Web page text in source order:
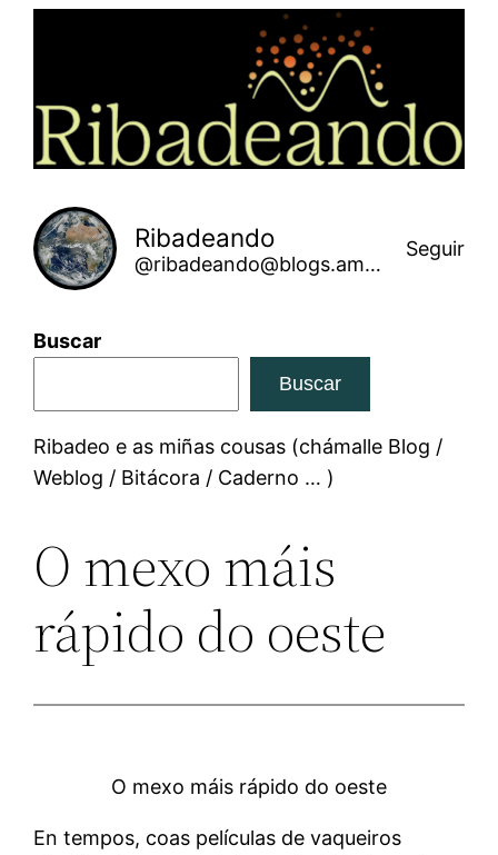
Ribadeando
@ribadeando@blogs.amarinha.gal
Seguir
Buscar
Buscar
Ribadeo e as miñas cousas (chámalle Blog /
Weblog / Bitácora / Caderno … )
O mexo máis
rápido do oeste
O mexo máis rápido do oeste
En tempos, coas películas de vaqueiros